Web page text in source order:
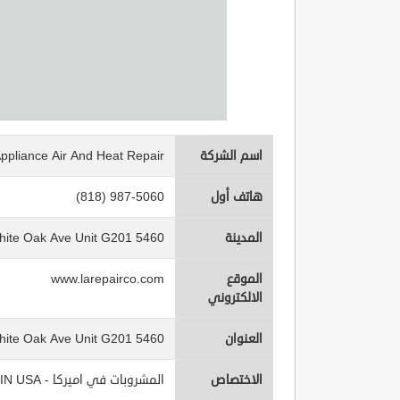
اسم الشركة Air And Heat Repair
هاتف أول (818) 987-5060
المدينة 5460 White Oak Ave Unit G201
الموقع
الالكتروني
www.larepairco.com
العنوان 5460 White Oak Ave Unit G201
الاختصاص المشروبات في اميركا - Beverages IN USA